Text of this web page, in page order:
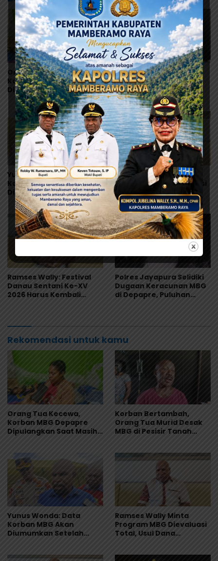
Orang Tua Kecewa,
Korban MBG Depapre
Dipulangkan Saat Masih
Muntah dan Diare
Korban Bertambah,
Orang Tua Murid Desak
MBG di Pesisir Tanah
Merah Dihentikan
Yunus Wonda: Data
Korban MBG Akan
Diumumkan Setelah
Observasi Tiga Hari
Ramses Wally Minta
Program MBG Dievaluasi
Total, Usul Dana
Langsung Dikelola
Sekolah
Ramses Wally: Festival
Danau Sentani Ke-XV
2026 Harus Kembali
Polres Jayapura Selidiki
Dugaan Keracunan MBG
di Depapre, Puluhan
Rekomendasi untuk kamu
Orang Tua Kecewa,
Korban MBG Depapre
Dipulangkan Saat Masih
Korban Bertambah,
Orang Tua Murid Desak
MBG di Pesisir Tanah
Yunus Wonda: Data
Korban MBG Akan
Diumumkan Setelah
Ramses Wally Minta
Program MBG Dievaluasi
Total, Usul Dana